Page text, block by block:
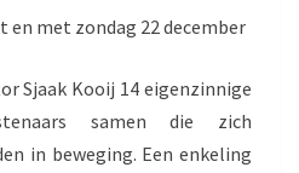
en met zondag 22 december
Sjaak Kooij 14 eigenzinnige
samen die zich
in beweging. Een enkeling